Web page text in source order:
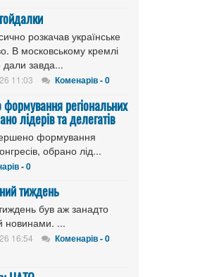
розкачав українське
В московському кремлі
завда...
11:03 Коменарів - 0
регіональних
лідерів та делегатів
формування
обрано лід...
- 0
тиждень
був аж занадто
новинами. ...
16:54 Коменарів - 0